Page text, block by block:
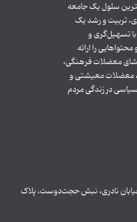
سلول یک جامعه
تربیت و رشد یک
تسهیل‌گری و
را ارائه
معضلات فرهنگی،
معضلات معیشتی و
در زندگی مردم
نادری، نبش حجت‌دوست، پلاک